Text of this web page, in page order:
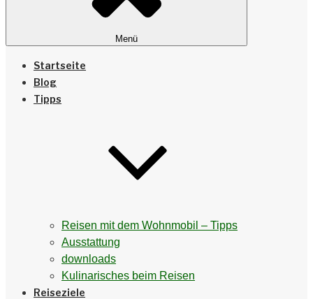
Menü
Startseite
Blog
Tipps
Reisen mit dem Wohnmobil – Tipps
Ausstattung
downloads
Kulinarisches beim Reisen
Reiseziele